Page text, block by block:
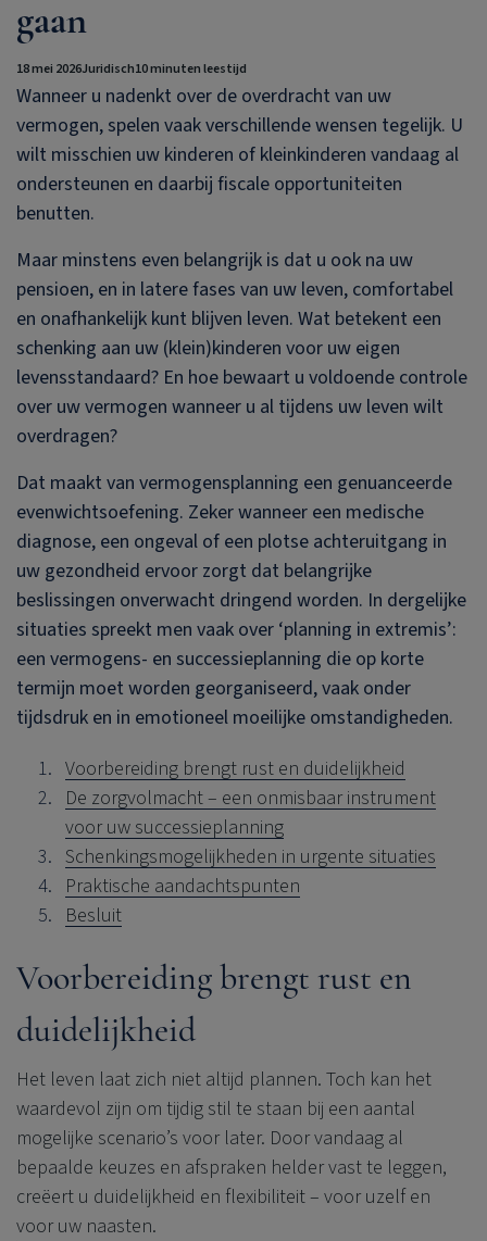
gaan
18 mei 2026Juridisch10 minuten leestijd
Wanneer u nadenkt over de overdracht van uw
vermogen, spelen vaak verschillende wensen tegelijk. U
wilt misschien uw kinderen of kleinkinderen vandaag al
ondersteunen en daarbij fiscale opportuniteiten
benutten.
Maar minstens even belangrijk is dat u ook na uw
pensioen, en in latere fases van uw leven, comfortabel
en onafhankelijk kunt blijven leven. Wat betekent een
schenking aan uw (klein)kinderen voor uw eigen
levensstandaard? En hoe bewaart u voldoende controle
over uw vermogen wanneer u al tijdens uw leven wilt
overdragen?
Dat maakt van vermogensplanning een genuanceerde
evenwichtsoefening. Zeker wanneer een medische
diagnose, een ongeval of een plotse achteruitgang in
uw gezondheid ervoor zorgt dat belangrijke
beslissingen onverwacht dringend worden. In dergelijke
situaties spreekt men vaak over ‘planning in extremis’:
een vermogens- en successieplanning die op korte
termijn moet worden georganiseerd, vaak onder
tijdsdruk en in emotioneel moeilijke omstandigheden.
Voorbereiding brengt rust en duidelijkheid
De zorgvolmacht – een onmisbaar instrument
voor uw successieplanning
Schenkingsmogelijkheden in urgente situaties
Praktische aandachtspunten
Besluit
Voorbereiding brengt rust en
duidelijkheid
Het leven laat zich niet altijd plannen. Toch kan het
waardevol zijn om tijdig stil te staan bij een aantal
mogelijke scenario’s voor later. Door vandaag al
bepaalde keuzes en afspraken helder vast te leggen,
creëert u duidelijkheid en flexibiliteit – voor uzelf en
voor uw naasten.